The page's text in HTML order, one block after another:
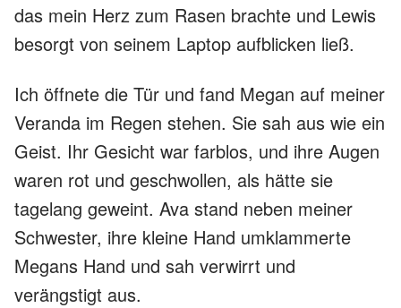
das mein Herz zum Rasen brachte und Lewis
besorgt von seinem Laptop aufblicken ließ.
Ich öffnete die Tür und fand Megan auf meiner
Veranda im Regen stehen. Sie sah aus wie ein
Geist. Ihr Gesicht war farblos, und ihre Augen
waren rot und geschwollen, als hätte sie
tagelang geweint. Ava stand neben meiner
Schwester, ihre kleine Hand umklammerte
Megans Hand und sah verwirrt und
verängstigt aus.